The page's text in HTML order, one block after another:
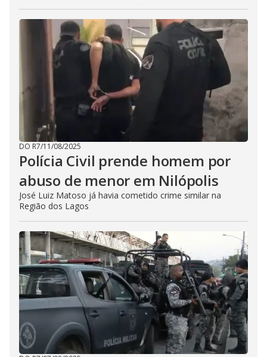
DO R7/11/08/2025
Polícia Civil prende homem por
abuso de menor em Nilópolis
José Luiz Matoso já havia cometido crime similar na
Região dos Lagos